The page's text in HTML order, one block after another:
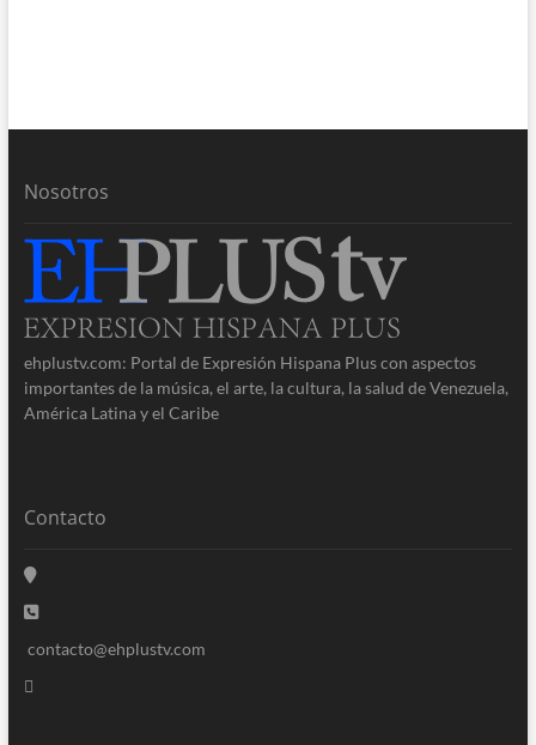
Nosotros
ehplustv.com: Portal de Expresión Hispana Plus con aspectos
importantes de la música, el arte, la cultura, la salud de Venezuela,
América Latina y el Caribe
Contacto
contacto@ehplustv.com